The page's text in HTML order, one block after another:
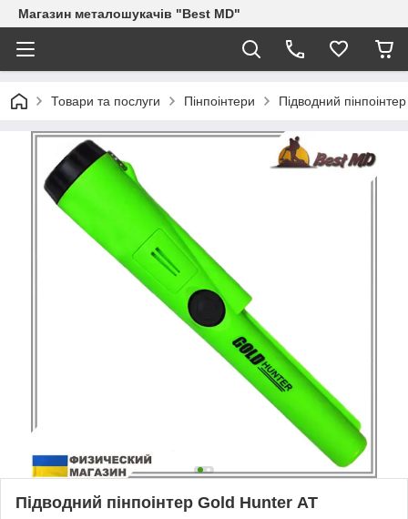
Магазин металошукачів "Best MD"
Товари та послуги Пінпоінтери Підводний
Підводний пінпоінтер Gold Hunter АТ